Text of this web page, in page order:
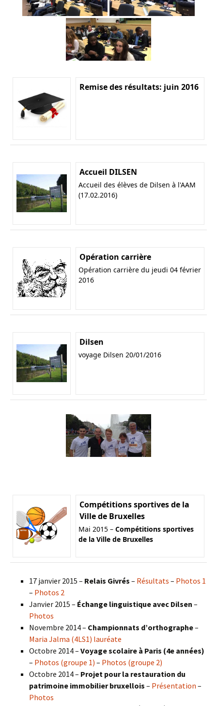
Remise des résultats: juin 2016
Accueil DILSEN
Accueil des élèves de Dilsen à l'AAM
(17.02.2016)
Opération carrière
Opération carrière du jeudi 04 février
2016
Dilsen
voyage Dilsen 20/01/2016
Compétitions sportives de la
Ville de Bruxelles
Mai 2015 – Compétitions sportives
de la Ville de Bruxelles
17 janvier 2015 – Relais Givrés – Résultats – Photos 1
– Photos 2
Janvier 2015 – Échange linguistique avec Dilsen –
Photos
Novembre 2014 – Championnats d’orthographe–
Maria Jalma (4LS1) lauréate
Octobre 2014 – Voyage scolaire à Paris (4e années)
– Photos (groupe 1) – Photos (groupe 2)
Octobre 2014 – Projet pour la restauration du
patrimoine immobilier bruxellois – Présentation –
Photos